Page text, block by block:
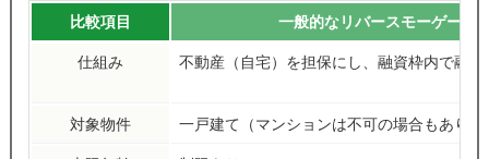
比較項目 一般的なリバースモーゲージ
仕組み 不動産（自宅）を担保にし、融資枠内で融資
対象物件 一戸建て（マンションは不可の場合もあり）